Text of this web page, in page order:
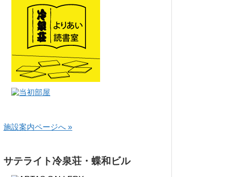
施設案内ページへ »
サテライト冷泉荘・蝶和ビル